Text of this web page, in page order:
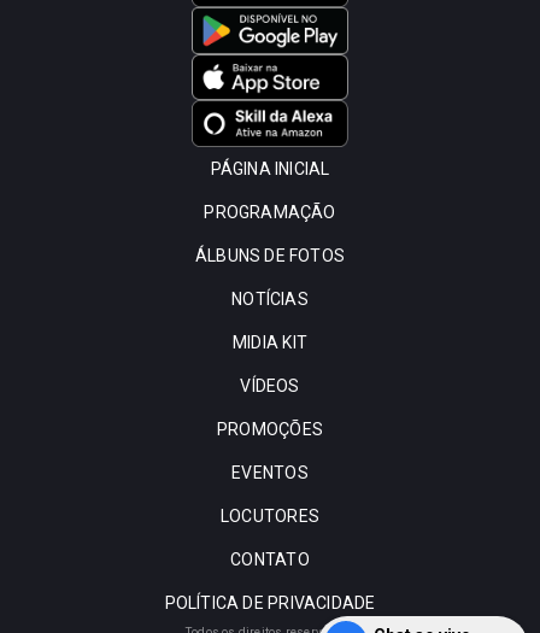
PÁGINA INICIAL
PROGRAMAÇÃO
ÁLBUNS DE FOTOS
NOTÍCIAS
MIDIA KIT
VÍDEOS
PROMOÇÕES
EVENTOS
LOCUTORES
CONTATO
POLÍTICA DE PRIVACIDADE